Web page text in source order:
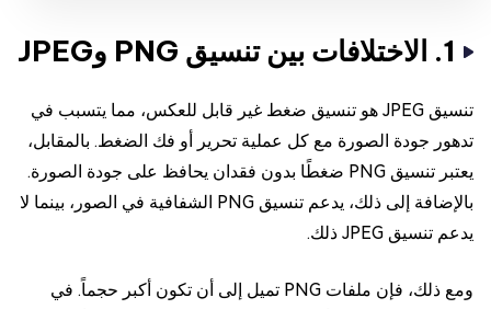
1. الاختلافات بين تنسيق PNG وJPEG
تنسيق JPEG هو تنسيق ضغط غير قابل للعكس، مما يتسبب في
تدهور جودة الصورة مع كل عملية تحرير أو فك الضغط. بالمقابل،
يعتبر تنسيق PNG ضغطًا بدون فقدان يحافظ على جودة الصورة.
بالإضافة إلى ذلك، يدعم تنسيق PNG الشفافية في الصور، بينما لا
يدعم تنسيق JPEG ذلك.
ومع ذلك، فإن ملفات PNG تميل إلى أن تكون أكبر حجماً. في